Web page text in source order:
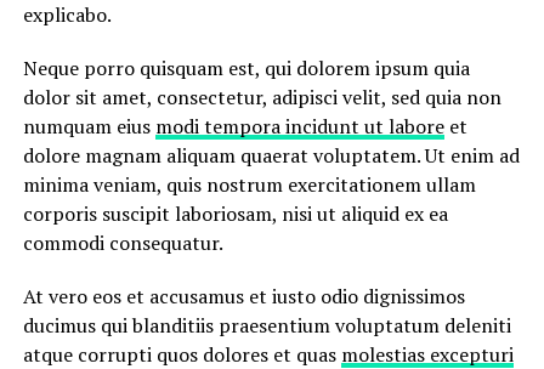
explicabo.
Neque porro quisquam est, qui dolorem ipsum quia
dolor sit amet, consectetur, adipisci velit, sed quia non
numquam eius modi tempora incidunt ut laboreet
dolore magnam aliquam quaerat voluptatem. Ut enim ad
minima veniam, quis nostrum exercitationem ullam
corporis suscipit laboriosam, nisi ut aliquid ex ea
commodi consequatur.
At vero eos et accusamus et iusto odio dignissimos
ducimus qui blanditiis praesentium voluptatum deleniti
atque corrupti quos dolores et quas molestias excepturi